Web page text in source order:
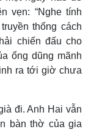
vẹn: “Nghe tính
thống cách
chiến đấu cho
ổng dũng mãnh
ra tới giờ chưa
đi. Anh Hai vẫn
bàn thờ của gia